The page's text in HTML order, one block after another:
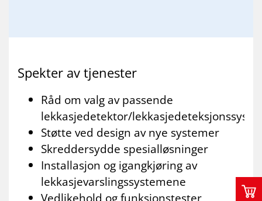
Spek­ter av tje­nes­ter
Råd om valg av passende
lekkasjedetektor/
Støtte ved design av nye systemer
Skreddersydde spesialløsninger
Installasjon og igangkjøring av
lekkasjevarslingssystemene
Vedlikehold og funksjonstester